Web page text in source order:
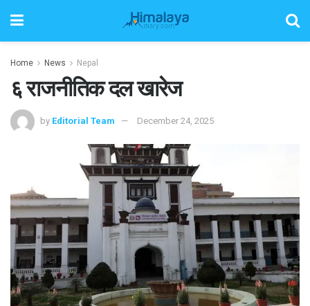
Home News Nepal
६ राजनीतिक दल खारेज
by Editorial Team December 24, 2025